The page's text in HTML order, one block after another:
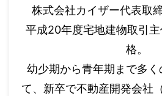
株式会社カイザー代表取
平成20年度宅地建物取引
格。
幼少期から青年期まで多
て、新卒で不動産開発会社